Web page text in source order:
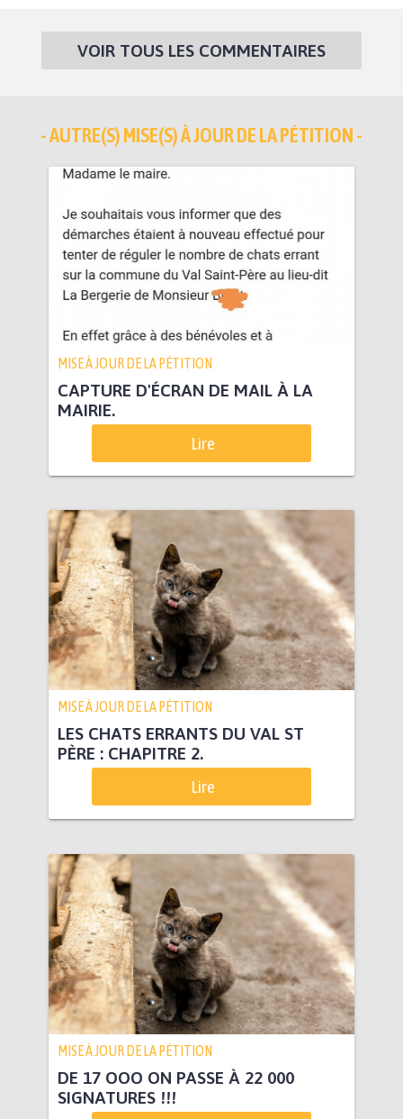
VOIR TOUS LES COMMENTAIRES
- AUTRE(S) MISE(S) À JOUR DE LA PÉTITION -
MISE À JOUR DE LA PÉTITION
CAPTURE D'ÉCRAN DE MAIL À LA
MAIRIE.
Lire
MISE À JOUR DE LA PÉTITION
LES CHATS ERRANTS DU VAL ST
PÈRE : CHAPITRE 2.
Lire
MISE À JOUR DE LA PÉTITION
DE 17 OOO ON PASSE À 22 000
SIGNATURES !!!